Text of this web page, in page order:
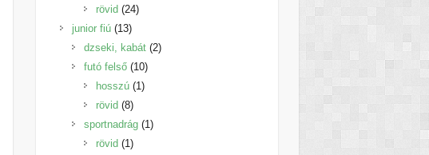
rövid 2424
junior fiú 1313
termék
dzseki, kabát 22
futó felső 1010
termék
hosszú 11
rövid 88
termék
sportnadrág 11
rövid 11